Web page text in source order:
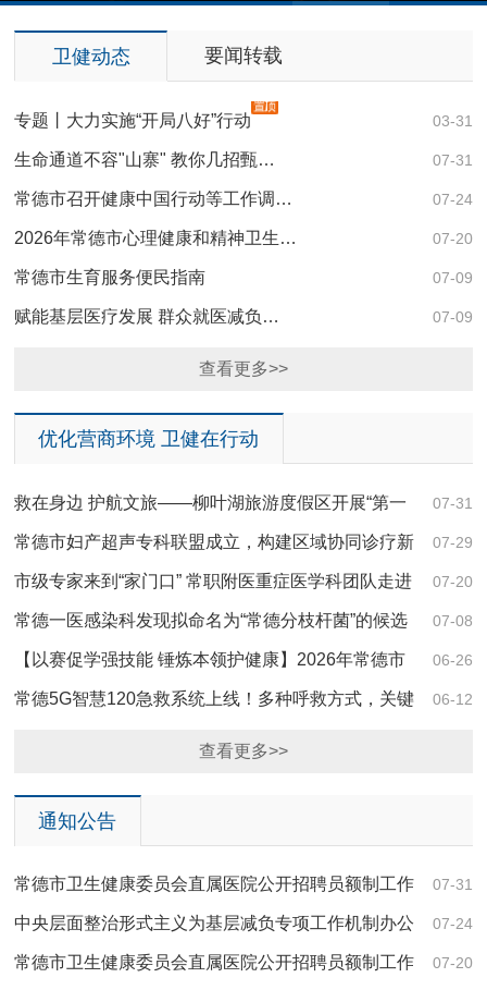
卫健动态 要闻转载
03-31
专题丨大力实施“开局八好”行动
07-31
生命通道不容"山寨" 教你几招甄…
07-24
常德市召开健康中国行动等工作调…
07-20
2026年常德市心理健康和精神卫生…
07-09
常德市生育服务便民指南
07-09
赋能基层医疗发展 群众就医减负…
查看更多>>
优化营商环境 卫健在行动
07-31
救在身边 护航文旅——柳叶湖旅游度假区开展“第一
目击者”现场救护专题培训 07-29
常德市妇产超声专科联盟成立，构建区域协同诊疗新
格局 07-20
市级专家来到“家门口” 常职附医重症医学科团队走进
白鹤镇卫生院查房带教 07-08
常德一医感染科发现拟命名为“常德分枝杆菌”的候选
新种，研究成果亮相全国顶级学术舞台 06-26
【以赛促学强技能 锤炼本领护健康】2026年常德市
医疗卫生综合技能竞赛圆满举行 06-12
常德5G智慧120急救系统上线！多种呼救方式，关键
查看更多>>
通知公告
07-31
常德市卫生健康委员会直属医院公开招聘员额制工作
人员体检合格进入考察人员名单公示 07-24
中央层面整治形式主义为基层减负专项工作机制办公
室 中央纪委办公厅公开通报3起整治形式主义为… 07-20
常德市卫生健康委员会直属医院公开招聘员额制工作